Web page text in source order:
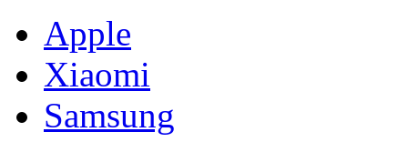
Apple
Xiaomi
Samsung